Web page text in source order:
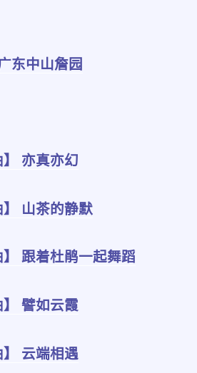
东中山詹园
】 亦真亦幻
】 山茶的静默
】 跟着杜鹃一起舞蹈
】 譬如云霞
】 云端相遇